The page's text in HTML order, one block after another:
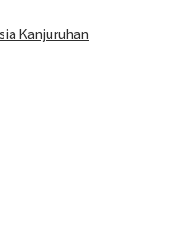
Kanjuruhan